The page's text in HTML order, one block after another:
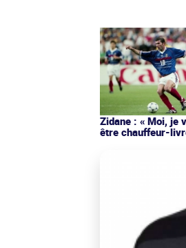
Zidane : « Moi, je
être chauffeur-